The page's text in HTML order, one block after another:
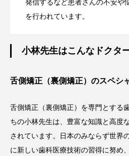
発信するなど患者さんの不安や
を行われています。
小林先生はこんなドクタ
舌側矯正（裏側矯正）のスペシ
舌側矯正（裏側矯正）を専門とする
ちの小林先生は、豊富な知識と高度
されています。日本のみならず世界
に新しい歯科医療技術の習得に努め